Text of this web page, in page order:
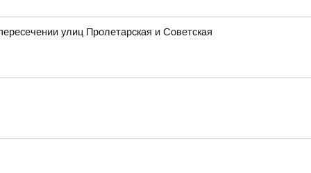
улиц Пролетарская и Советская